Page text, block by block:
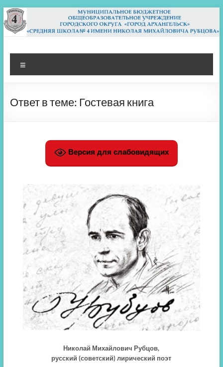
Перейти
к
содержимому
МБОУ СШ 4
Архангельск
Ответ в теме: Гостевая книга
Версия для слабовидящих
Николай Михайлович Рубцов,
русский (советский) лирический поэт